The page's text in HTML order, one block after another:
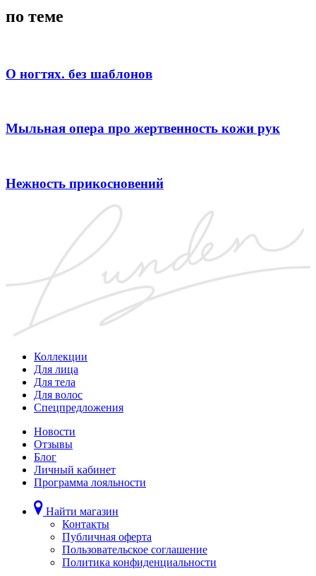
по теме
О ногтях. без шаблонов
Мыльная опера про жертвенность кожи рук
Нежность прикосновений
Коллекции
Для лица
Для тела
Для волос
Спецпредложения
Новости
Отзывы
Блог
Личный кабинет
Программа лояльности
Найти магазин
Контакты
Публичная оферта
Пользовательское соглашение
Политика конфиденциальности